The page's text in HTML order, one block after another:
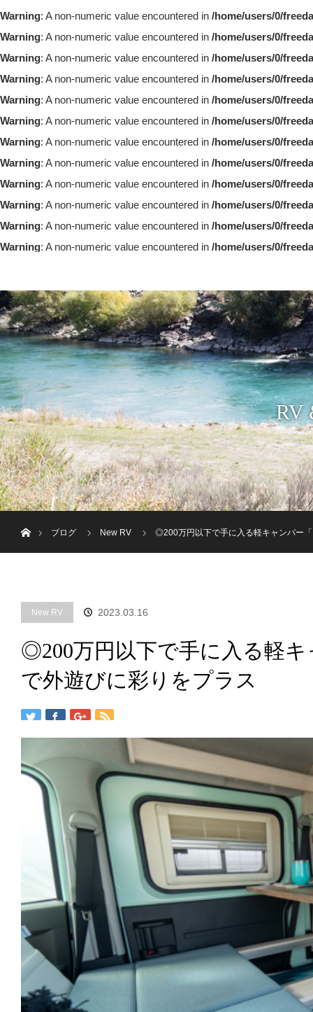
Warning: A non-numeric value encountered in /home/users/0/
Warning: A non-numeric value encountered in /home/users/0/
Warning: A non-numeric value encountered in /home/users/0/
Warning: A non-numeric value encountered in /home/users/0/
Warning: A non-numeric value encountered in /home/users/0/
Warning: A non-numeric value encountered in /home/users/0/
Warning: A non-numeric value encountered in /home/users/0/
Warning: A non-numeric value encountered in /home/users/0/
Warning: A non-numeric value encountered in /home/users/0/
Warning: A non-numeric value encountered in /home/users/0/
Warning: A non-numeric value encountered in /home/users/0/
Warning: A non-numeric value encountered in /home/users/0/
RV
ブログ
New RV ◎200万円以下で手に入る軽キャンパー
New RV 2023.03.16
◎200万円以下で手に入る軽
で外遊びに彩りをプラス